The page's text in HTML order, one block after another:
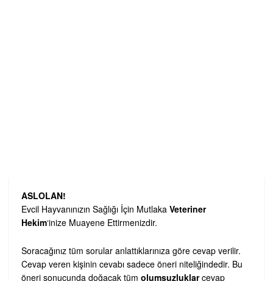
ASLOLAN!
Evcil Hayvanınızın Sağlığı İçin Mutlaka Veteriner
Hekim‘inize Muayene Ettirmenizdir.
Soracağınız tüm sorular anlattıklarınıza göre cevap verilir.
Cevap veren kişinin cevabı sadece öneri niteliğindedir. Bu
öneri sonucunda doğacak tüm olumsuzluklarcevap